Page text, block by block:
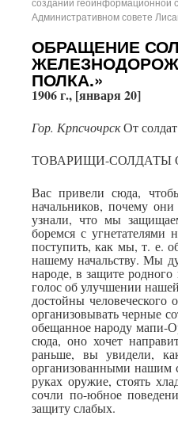
Административном совете
ОБРАЩЕНИЕ
ПОЛКА.»
1906 г., [января 20]
Гор. КрпсчочрскОт
ТОВАРИЩИ-СОЛДАТЫ
Вас привели сюда,
начальников, почему
узнали, что мы
боремся с
поступить, как мы, т. е.
нашему начальству. Мы
народе, в защите
голос об улучшении
достойны
организовывать черные
обещанное народу мапи-
сюда, оно хочет
раньше, вы увидели,
организованными нашим
руках оружие, стоять
сочли по-юбное
защиту слабых.